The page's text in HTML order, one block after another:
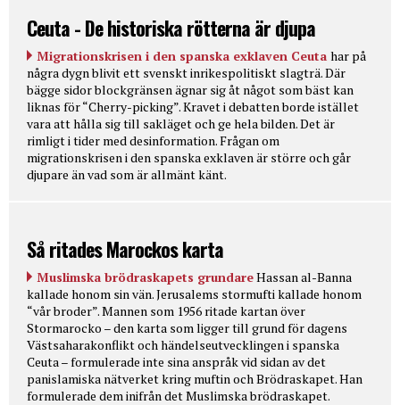
Ceuta - De historiska rötterna är djupa
Migrationskrisen i den spanska exklaven Ceuta har på
några dygn blivit ett svenskt inrikespolitiskt slagträ. Där
bägge sidor blockgränsen ägnar sig åt något som bäst kan
liknas för “Cherry-picking”. Kravet i debatten borde istället
vara att hålla sig till sakläget och ge hela bilden. Det är
rimligt i tider med desinformation. Frågan om
migrationskrisen i den spanska exklaven är större och går
djupare än vad som är allmänt känt.
Så ritades Marockos karta
Muslimska brödraskapets grundareHassan al-Banna
kallade honom sin vän. Jerusalems stormufti kallade honom
“vår broder”. Mannen som 1956 ritade kartan över
Stormarocko – den karta som ligger till grund för dagens
Västsaharakonflikt och händelseutvecklingen i spanska
Ceuta – formulerade inte sina anspråk vid sidan av det
panislamiska nätverket kring muftin och Brödraskapet. Han
formulerade dem inifrån det Muslimska brödraskapet.